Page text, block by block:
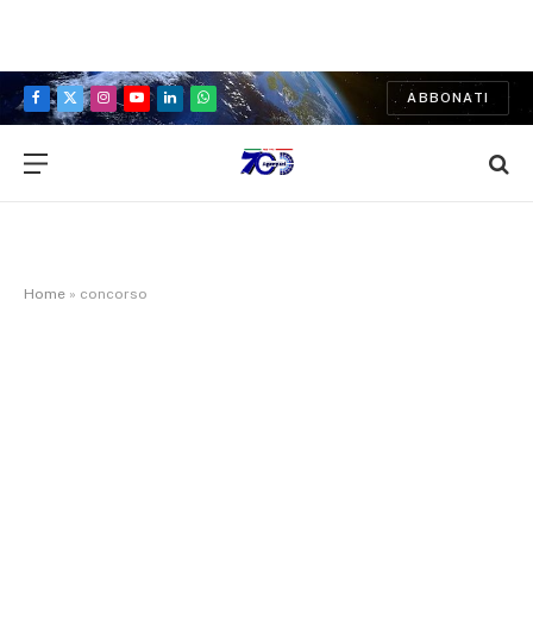
Facebook
X
Instagram
YouTubeLinkedInWhatsApp
ABBONATI
Home » concorso